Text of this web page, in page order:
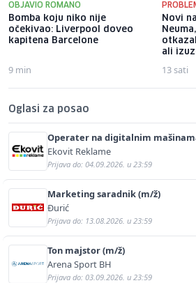
OBJAVIO ROMANO
Bomba koju niko nije
očekivao: Liverpool doveo
kapitena Barcelone
9 min
Novi
ali
13 sati
Oglasi za posao
Operater na digitalnim
(m/ž)
Ekovit Reklame
Prijava do: 04.09.2026. u 23:59
Marketing saradnik (m/ž)
Đurić
Prijava do: 13.08.2026. u 23:59
Ton majstor (m/ž)
Arena Sport BH
Prijava do: 03.09.2026. u 23:59